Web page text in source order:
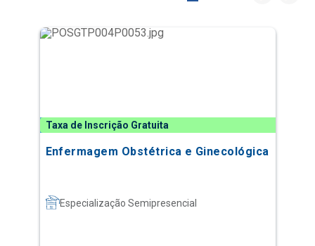
Taxa de Inscrição Gratuita
Enfermagem Obstétrica e Ginecológica
Especialização Semipresencial